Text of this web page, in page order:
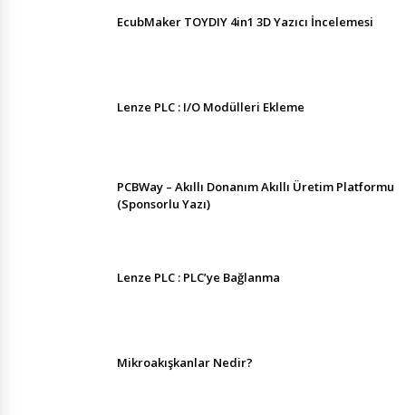
EcubMaker TOYDIY 4in1 3D Yazıcı İncelemesi
Lenze PLC : I/O Modülleri Ekleme
PCBWay – Akıllı Donanım Akıllı Üretim Platformu
(Sponsorlu Yazı)
Lenze PLC : PLC’ye Bağlanma
Mikroakışkanlar Nedir?